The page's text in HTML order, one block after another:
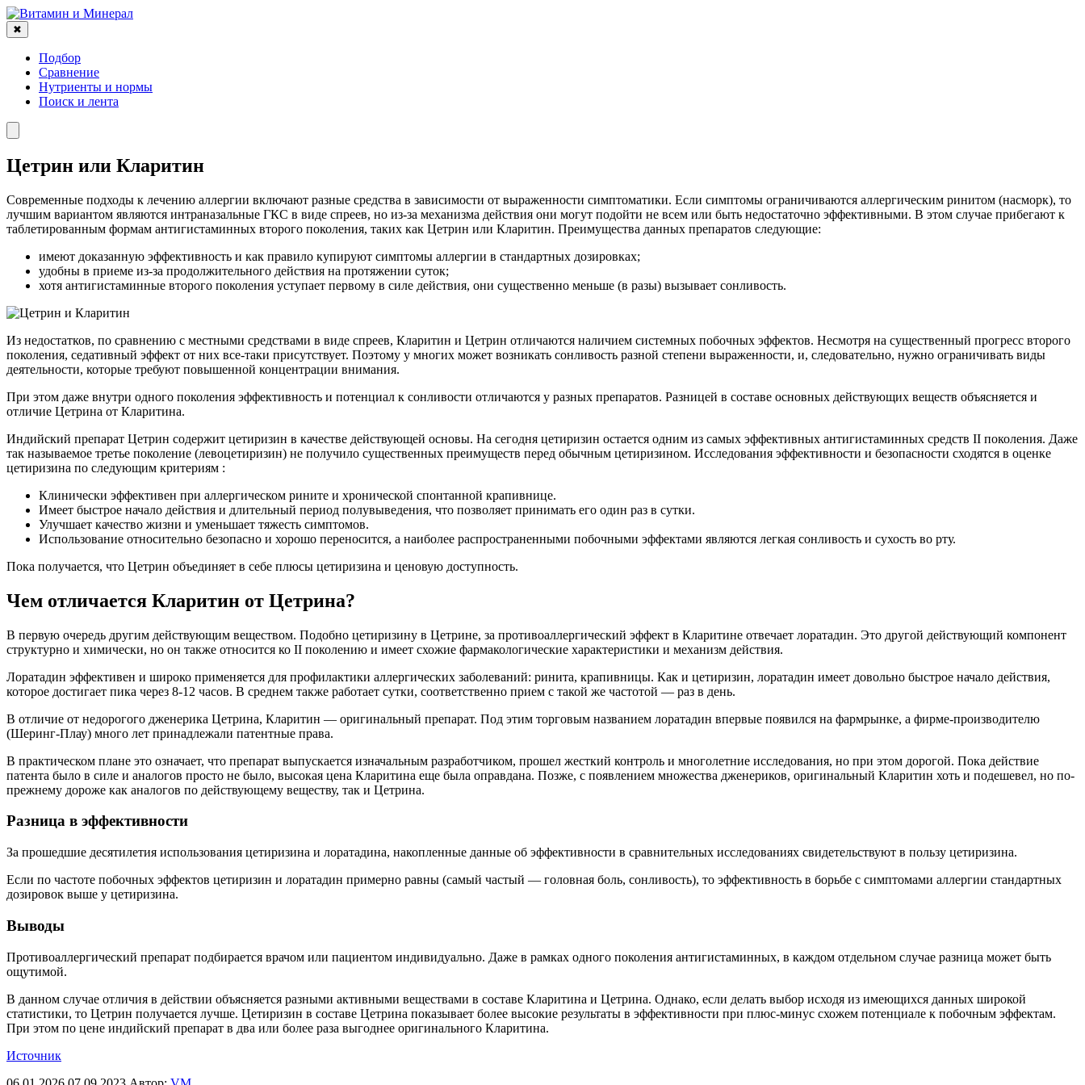
✖
Подбор
Сравнение
Нутриенты и нормы
Поиск и лента
Цетрин или Кларитин
Современные подходы к лечению аллергии включают разные средства в зависимости от выраженности симптоматики. Если симптомы ограничиваются аллергическим ринитом (насморк), то
лучшим вариантом являются интраназальные ГКС в виде спреев, но из-за механизма действия они могут подойти не всем или быть недостаточно эффективными. В этом случае прибегают к
таблетированным формам антигистаминных второго поколения, таких как Цетрин или Кларитин. Преимущества данных препаратов следующие:
имеют доказанную эффективность и как правило купируют симптомы аллергии в стандартных дозировках;
удобны в приеме из-за продолжительного действия на протяжении суток;
хотя антигистаминные второго поколения уступает первому в силе действия, они существенно меньше (в разы) вызывает сонливость.
Из недостатков, по сравнению с местными средствами в виде спреев, Кларитин и Цетрин отличаются наличием системных побочных эффектов. Несмотря на существенный прогресс второго
поколения, седативный эффект от них все-таки присутствует. Поэтому у многих может возникать сонливость разной степени выраженности, и, следовательно, нужно ограничивать виды
деятельности, которые требуют повышенной концентрации внимания.
При этом даже внутри одного поколения эффективность и потенциал к сонливости отличаются у разных препаратов. Разницей в составе основных действующих веществ объясняется и
отличие Цетрина от Кларитина.
Индийский препарат Цетрин содержит цетиризин в качестве действующей основы. На сегодня цетиризин остается одним из самых эффективных антигистаминных средств II поколения. Даже
так называемое третье поколение (левоцетиризин) не получило существенных преимуществ перед обычным цетиризином. Исследования эффективности и безопасности сходятся в оценке
цетиризина по следующим критериям :
Клинически эффективен при аллергическом рините и хронической спонтанной крапивнице.
Имеет быстрое начало действия и длительный период полувыведения, что позволяет принимать его один раз в сутки.
Улучшает качество жизни и уменьшает тяжесть симптомов.
Использование относительно безопасно и хорошо переносится, а наиболее распространенными побочными эффектами являются легкая сонливость и сухость во рту.
Пока получается, что Цетрин объединяет в себе плюсы цетиризина и ценовую доступность.
Чем отличается Кларитин от Цетрина?
В первую очередь другим действующим веществом. Подобно цетиризину в Цетрине, за противоаллергический эффект в Кларитине отвечает лоратадин. Это другой действующий компонент
структурно и химически, но он также относится ко II поколению и имеет схожие фармакологические характеристики и механизм действия.
Лоратадин эффективен и широко применяется для профилактики аллергических заболеваний: ринита, крапивницы. Как и цетиризин, лоратадин имеет довольно быстрое начало действия,
которое достигает пика через 8-12 часов. В среднем также работает сутки, соответственно прием с такой же частотой — раз в день.
В отличие от недорогого дженерика Цетрина, Кларитин — оригинальный препарат. Под этим торговым названием лоратадин впервые появился на фармрынке, а фирме-производителю
(Шеринг-Плау) много лет принадлежали патентные права.
В практическом плане это означает, что препарат выпускается изначальным разработчиком, прошел жесткий контроль и многолетние исследования, но при этом дорогой. Пока действие
патента было в силе и аналогов просто не было, высокая цена Кларитина еще была оправдана. Позже, с появлением множества дженериков, оригинальный Кларитин хоть и подешевел, но по-
прежнему дороже как аналогов по действующему веществу, так и Цетрина.
Разница в эффективности
За прошедшие десятилетия использования цетиризина и лоратадина, накопленные данные об эффективности в сравнительных исследованиях свидетельствуют в пользу цетиризина.
Если по частоте побочных эффектов цетиризин и лоратадин примерно равны (самый частый — головная боль, сонливость), то эффективность в борьбе с симптомами аллергии стандартных
дозировок выше у цетиризина.
Выводы
Противоаллергический препарат подбирается врачом или пациентом индивидуально. Даже в рамках одного поколения антигистаминных, в каждом отдельном случае разница может быть
ощутимой.
В данном случае отличия в действии объясняется разными активными веществами в составе Кларитина и Цетрина. Однако, если делать выбор исходя из имеющихся данных широкой
статистики, то Цетрин получается лучше. Цетиризин в составе Цетрина показывает более высокие результаты в эффективности при плюс-минус схожем потенциале к побочным эффектам.
При этом по цене индийский препарат в два или более раза выгоднее оригинального Кларитина.
Источник